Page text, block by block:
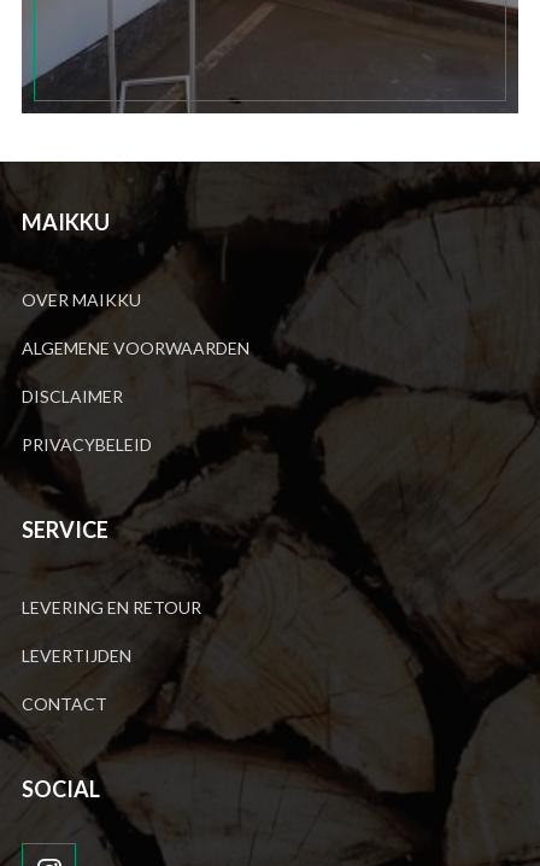
MAIKKU
OVER MAIKKU
ALGEMENE VOORWAARDEN
DISCLAIMER
PRIVACYBELEID
SERVICE
LEVERING EN RETOUR
LEVERTIJDEN
CONTACT
SOCIAL